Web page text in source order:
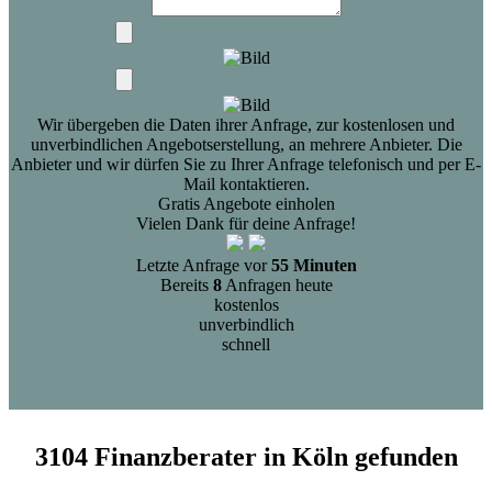
Wir übergeben die Daten ihrer Anfrage, zur kostenlosen und
unverbindlichen Angebotserstellung, an mehrere Anbieter. Die
Anbieter und wir dürfen Sie zu Ihrer Anfrage telefonisch und per E-
Mail kontaktieren.
Gratis Angebote einholen
Vielen Dank für deine Anfrage!
Letzte Anfrage vor55 Minuten
Bereits 8Anfragen heute
kostenlos
unverbindlich
schnell
3104 Finanzberater in Köln gefunden